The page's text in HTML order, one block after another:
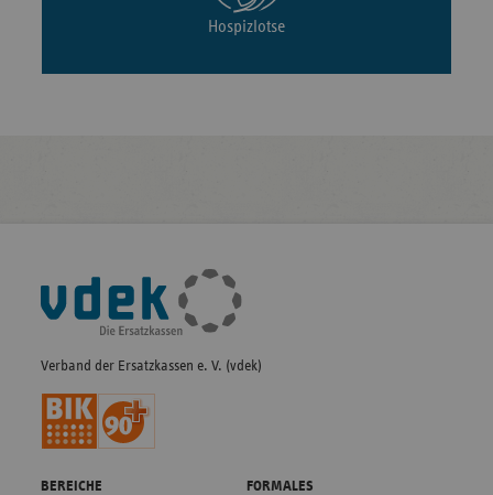
Hospizlotse
Fußleisten-
Navigation
Verband der Ersatzkassen e. V. (vdek)
BEREICHE FORMALES